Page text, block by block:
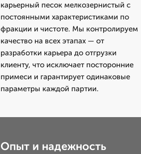
карьерный песок мелкозернистый с
постоянными характеристиками по
фракции и чистоте. Мы контролируем
качество на всех этапах — от
разработки карьера до отгрузки
клиенту, что исключает посторонние
примеси и гарантирует одинаковые
параметры каждой партии.
Опыт и надежность